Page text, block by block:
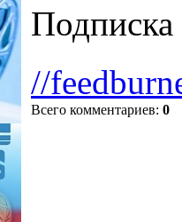
Подписка
//
Всего комментариев: 0